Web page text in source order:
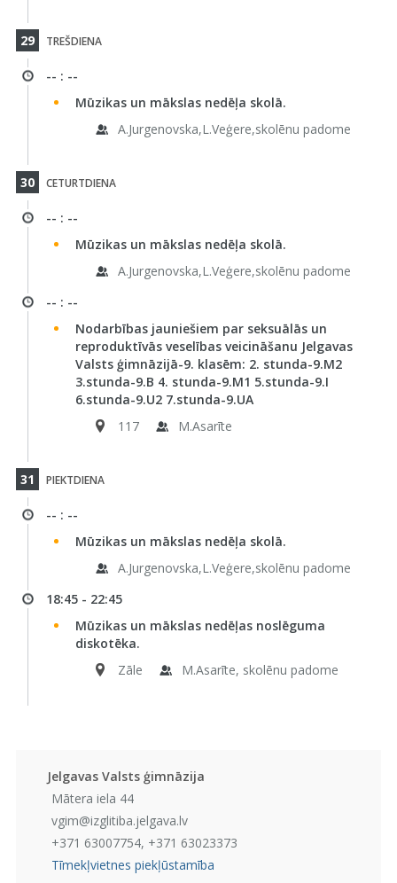
29 TREŠDIENA
-- : --
Mūzikas un mākslas nedēļa skolā.
A.Jurgenovska,L.Veģere,skolēnu padome
30 CETURTDIENA
-- : --
Mūzikas un mākslas nedēļa skolā.
A.Jurgenovska,L.Veģere,skolēnu padome
-- : --
Nodarbības jauniešiem par seksuālās un
reproduktīvās veselības veicināšanu Jelgavas
Valsts ģimnāzijā-9. klasēm: 2. stunda-9.M2
3.stunda-9.B 4. stunda-9.M1 5.stunda-9.I
6.stunda-9.U2 7.stunda-9.UA
117
M.Asarīte
31 PIEKTDIENA
-- : --
Mūzikas un mākslas nedēļa skolā.
A.Jurgenovska,L.Veģere,skolēnu padome
18:45 - 22:45
Mūzikas un mākslas nedēļas noslēguma
diskotēka.
Zāle
M.Asarīte, skolēnu padome
Jelgavas Valsts ģimnāzija
Mātera iela 44
vgim@izglitiba.jelgava.lv
+371 63007754, +371 63023373
Tīmekļvietnes piekļūstamība